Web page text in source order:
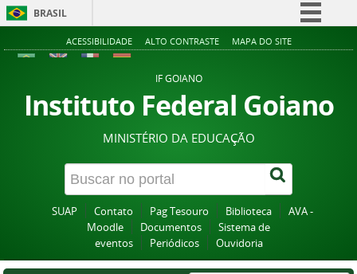
BRASIL
Simplifique!
Acesso à informação
Legislação
Canais
ACESSIBILIDADE ALTO CONTRASTE MAPA DO SITE
IF GOIANO
Instituto Federal Goiano
MINISTÉRIO DA EDUCAÇÃO
SUAP Contato Pag Tesouro Biblioteca
AVA -
Moodle
Documentos
Sistema de
eventos
Periódicos Ouvidoria